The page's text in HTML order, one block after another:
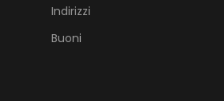
Indirizzi
Buoni